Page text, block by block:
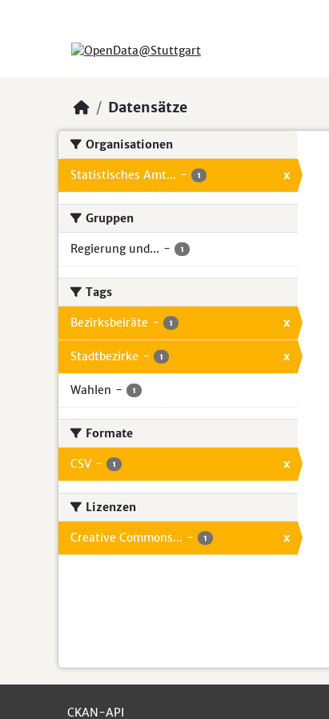
Datensätze
Organisationen
Statistisches Amt... - 1 x
Gruppen
Regierung und... - 1
Tags
Bezirksbeiräte - 1 x
Stadtbezirke - 1 x
Wahlen - 1
Formate
CSV - 1 x
Lizenzen
Creative Commons... - 1 x
CKAN-API